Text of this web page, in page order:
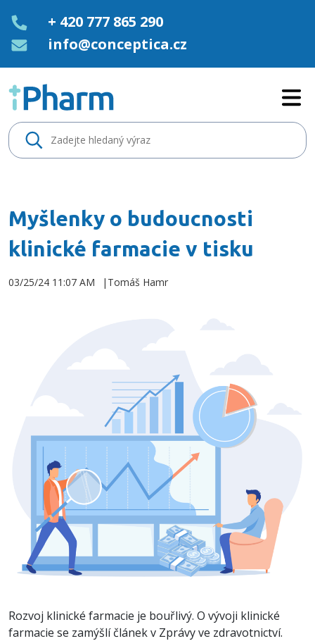
+ 420 777 865 290
info@conceptica.cz
Myšlenky o budoucnosti
klinické farmacie v tisku
03/25/24 11:07 AM Tomáš Hamr
Rozvoj klinické farmacie je bouřlivý. O vývoji klinické
farmacie se zamýšlí článek v Zprávy ve zdravotnictví.